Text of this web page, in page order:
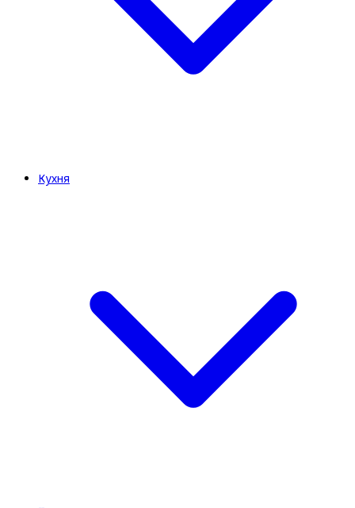
Кухня